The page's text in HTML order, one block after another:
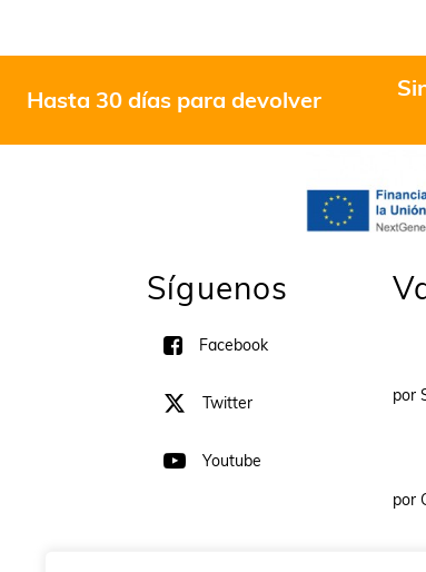
Hasta 30 días para devolver
Síguenos
Facebook
Twitter
Youtube
por
por